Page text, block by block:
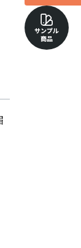
サンプル
商品